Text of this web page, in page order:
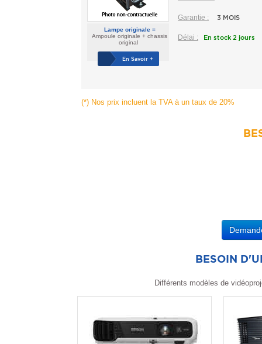
Lampe originale =
Ampoule originale + chassis
original
En Savoir +
Garantie : 3 MOIS
Délai : En stock 2 jours
(*) Nos prix incluent la TVA à un taux de 20%
BESOIN
Différents modèles de